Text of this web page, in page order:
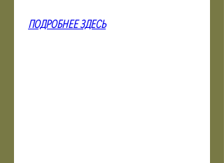
ПОДРОБНЕЕ ЗДЕСЬ